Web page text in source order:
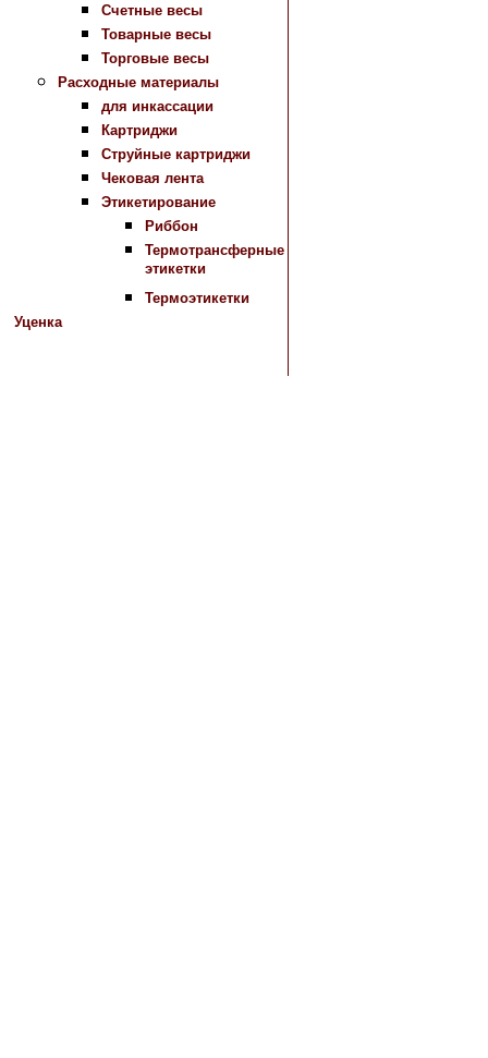
Счетные весы
Товарные весы
Торговые весы
Расходные материалы
для инкассации
Картриджи
Струйные картриджи
Чековая лента
Этикетирование
Риббон
Термотрансферные
этикетки
Термоэтикетки
Уценка